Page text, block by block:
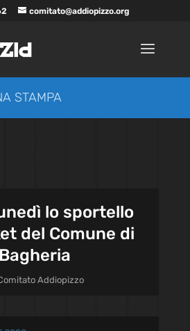
comitato@addiopizzo.org
STAMPA
lo sportello
del Comune di
Bagheria
Addiopizzo